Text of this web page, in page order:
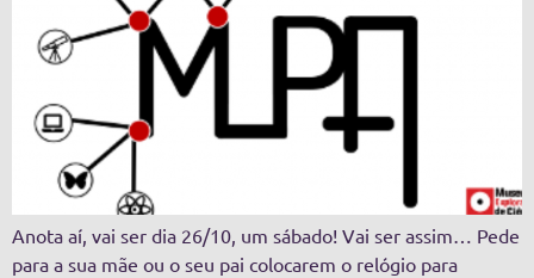
Anota aí, vai ser dia 26/10, um sábado! Vai ser assim… Pede
para a sua mãe ou o seu pai colocarem o relógio para